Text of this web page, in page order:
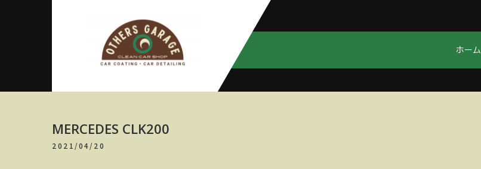
アザースガ
テナンス
ホーム
MERCEDES CLK200
2021/04/20